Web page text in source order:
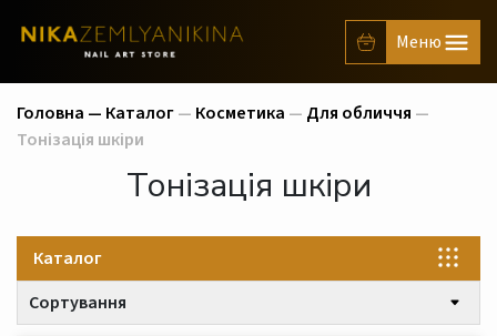
Головна — Каталог— Косметика — Для обличчя —
Тонізація шкіри
Тонізація шкіри
Каталог
Сортування